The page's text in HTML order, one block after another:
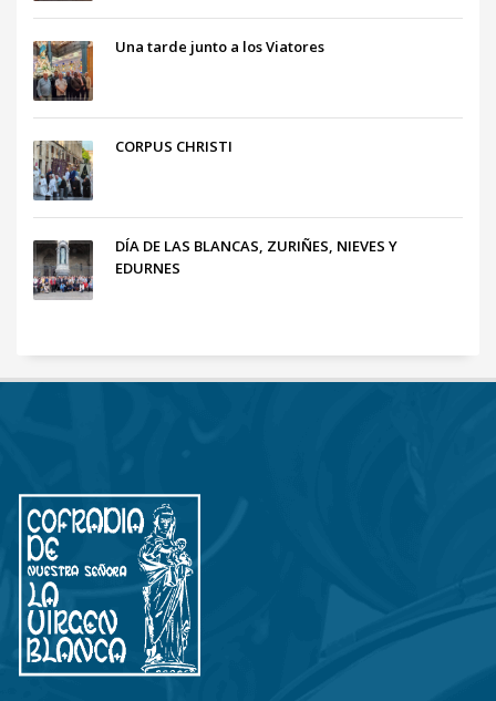
Una tarde junto a los Viatores
CORPUS CHRISTI
DÍA DE LAS BLANCAS, ZURIÑES, NIEVES Y
EDURNES